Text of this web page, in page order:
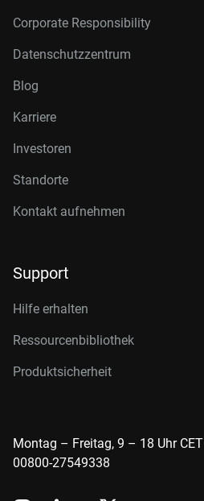
Corporate Responsibility
Datenschutzzentrum
Blog
Karriere
Investoren
Standorte
Kontakt aufnehmen
Support
Hilfe erhalten
Ressourcenbibliothek
Produktsicherheit
Montag – Freitag, 9 – 18 Uhr CET
00800-27549338